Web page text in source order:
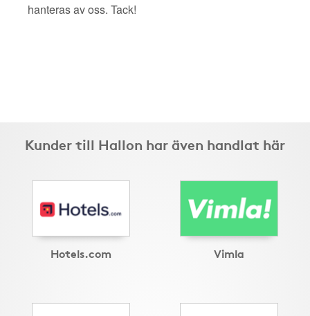
hanteras av oss. Tack!
Kunder till Hallon har även handlat här
Hotels.com Vimla